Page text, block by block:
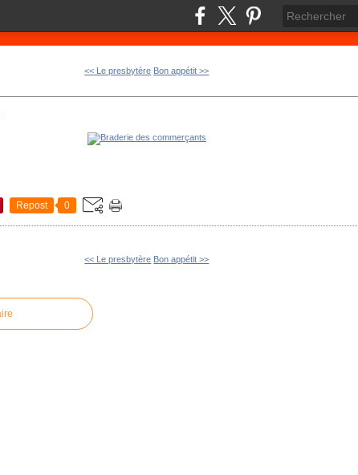
<< Le presbytère Bon appétit >>
Repost 0
<< Le presbytère Bon appétit >>